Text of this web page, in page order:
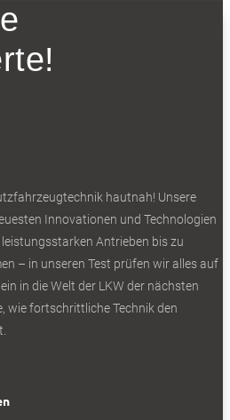
hautnah! Unsere
Innovationen und Technologien
Antrieben bis zu
– in unseren Test prüfen wir alles auf
in die Welt der LKW der nächsten
wie fortschrittliche Technik den